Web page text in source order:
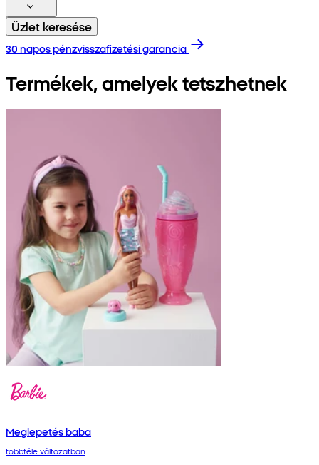
Üzlet keresése
30 napos pénzvisszafizetési garancia
Termékek, amelyek tetszhetnek
Meglepetés baba
többféle változatban